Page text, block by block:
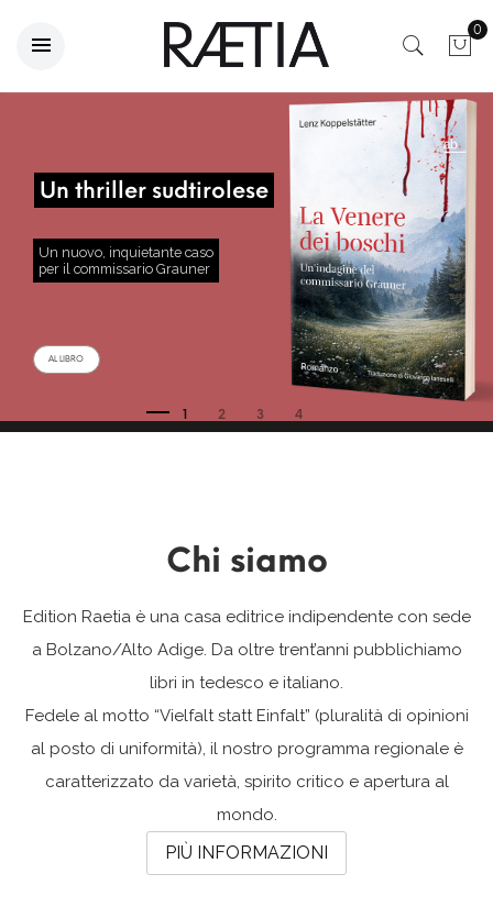
0
Un thriller sudtirolese
Un nuovo, inquietante caso
per il commissario Grauner
AL LIBRO
1 2 3 4
Chi siamo
Edition Raetia è una casa editrice indipendente con sede
a Bolzano/Alto Adige. Da oltre trent’anni pubblichiamo
libri in tedesco e italiano.
Fedele al motto “Vielfalt statt Einfalt” (pluralità di opinioni
al posto di uniformità), il nostro programma regionale è
caratterizzato da varietà, spirito critico e apertura al
mondo.
PIÙ INFORMAZIONI